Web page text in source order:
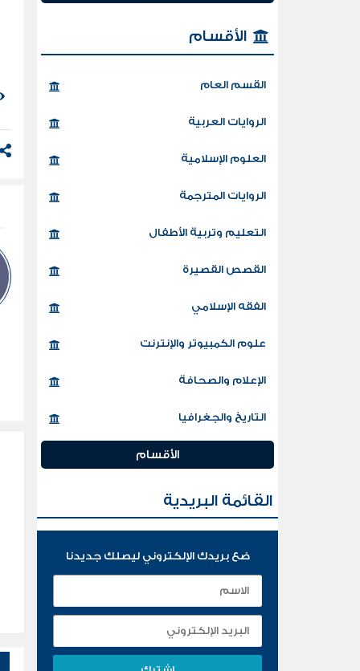
الأقسام
القسم العام
الروايات العربية
العلوم الإسلامية
الروايات المترجمة
التعليم وتربية الأطفال
القصص القصيرة
الفقه الإسلامي
علوم الكمبيوتر والإنترنت
الإعلام والصحافة
التاريخ والجغرافيا
الأقسام
القائمة البريدية
ضع بريدك الإلكتروني ليصلك جديدنا